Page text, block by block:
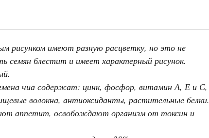
рисунком имеют разную расцветку, но это не
семян блестит и имеет характерный рисунок.
чиа содержат: цинк, фосфор, витамин А, Е и С,
волокна, антиоксиданты, растительные белки.
аппетит, освобождают организм от токсин и